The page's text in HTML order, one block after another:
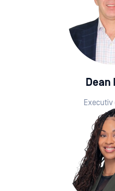
Dean
Executiv